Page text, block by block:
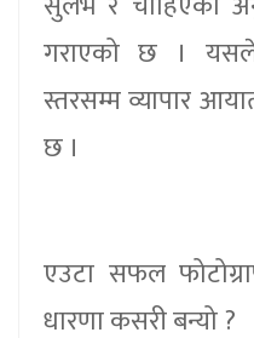
गराएको छ । यसले
स्तरसम्म व्यापार
छ ।
एउटा सफल
धारणा कसरी बन्यो ?